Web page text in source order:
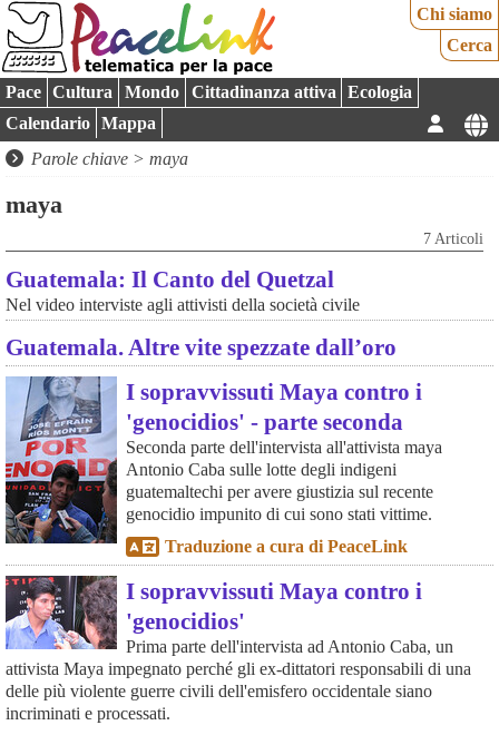
Chi siamo
Cerca
Pace Cultura Mondo Cittadinanza attiva
Ecologia
Calendario
Mappa
Parole chiave > maya
maya
7 Articoli
Guatemala: Il Canto del Quetzal
Nel video interviste agli attivisti della società civile
Guatemala. Altre vite spezzate dall’oro
I sopravvissuti Maya contro i
'genocidios' - parte seconda
Seconda parte dell'intervista all'attivista maya
Antonio Caba sulle lotte degli indigeni
guatemaltechi per avere giustizia sul recente
genocidio impunito di cui sono stati vittime.
Traduzione a cura di PeaceLink
I sopravvissuti Maya contro i
'genocidios'
Prima parte dell'intervista ad Antonio Caba, un
attivista Maya impegnato perché gli ex-dittatori responsabili di una
delle più violente guerre civili dell'emisfero occidentale siano
incriminati e processati.